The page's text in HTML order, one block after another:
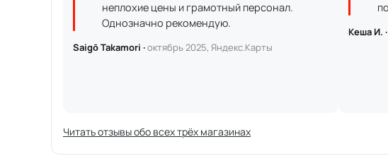
неплохие цены и грамотный персонал.
Однозначно рекомендую.
Saigō Takamori ·октябрь 2025, Яндекс.Карты
Кеша И. ·
Читать отзывы обо всех трёх магазинах